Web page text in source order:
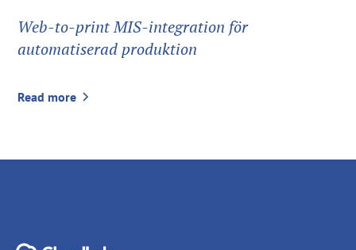
Web-to-print MIS-integration för
automatiserad produktion
Read more